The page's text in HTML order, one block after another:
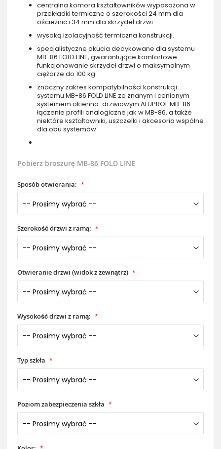
centralna komora kształtowników wyposażona w
przekładki termiczne o szerokości 24 mm dla
ościeżnic i 34 mm dla skrzydeł drzwi
wysoką izolacyjność termiczna konstrukcji.
specjalistyczne okucia dedykowane dla systemu
MB-86 FOLD LINE, gwarantujące komfortowe
funkcjonowanie skrzydeł drzwi o maksymalnym
ciężarze do 100 kg
znaczny zakres kompatybilności konstrukcji
systemu MB-86 FOLD LINE ze znanym i cenionym
systemem okienno-drzwiowym ALUPROF MB-86:
łączenie profili analogiczne jak w MB-86, a także
niektóre kształtowniki, uszczelki i akcesoria wspólne
dla obu systemów
Pobierz broszurę MB-86 FOLD LINE
Sposób otwierania:
Szerokość drzwi z ramą:
Otwieranie drzwi (widok z zewnątrz)
Wysokość drzwi z ramą:
Typ szkła
Poziom zabezpieczenia szkła